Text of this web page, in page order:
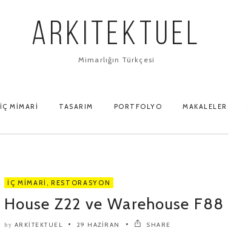
ARKITEKTUEL
Mimarlığın Türkçesi
İÇ MIMARI TASARIM PORTFOLYO MAKALELER
İÇ MIMARI , RESTORASYON
House Z22 ve Warehouse F88
by ARKITEKTUEL 29 HAZIRAN SHARE